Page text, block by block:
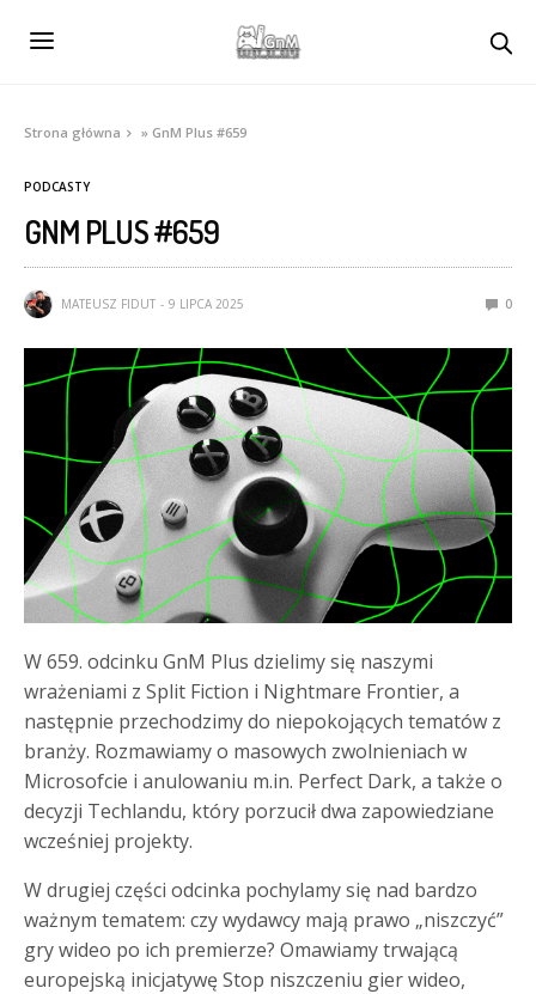
Strona główna » GnM Plus #659
PODCASTY
GNM PLUS #659
MATEUSZ FIDUT 9 LIPCA 2025 0
W 659. odcinku GnM Plus dzielimy się naszymi
wrażeniami z Split Fiction i Nightmare Frontier, a
następnie przechodzimy do niepokojących tematów z
branży. Rozmawiamy o masowych zwolnieniach w
Microsofcie i anulowaniu m.in. Perfect Dark, a także o
decyzji Techlandu, który porzucił dwa zapowiedziane
wcześniej projekty.
W drugiej części odcinka pochylamy się nad bardzo
ważnym tematem: czy wydawcy mają prawo „niszczyć”
gry wideo po ich premierze? Omawiamy trwającą
europejską inicjatywę Stop niszczeniu gier wideo,